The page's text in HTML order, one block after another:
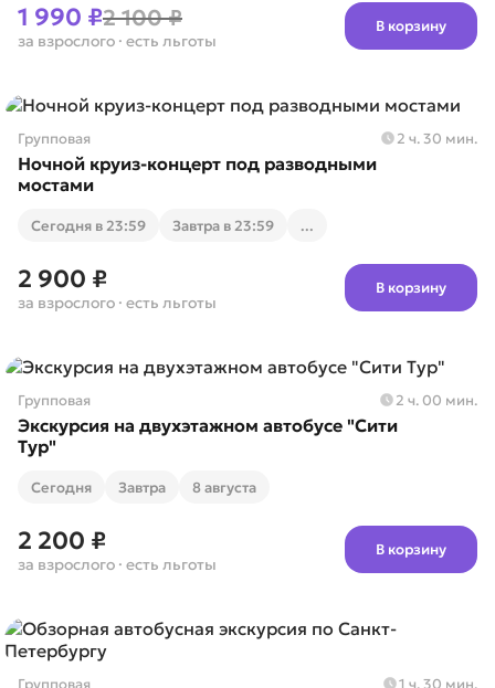
1 990 ₽2 100 ₽
за взрослого · есть льготы
В корзину
Групповая 2 ч. 30 мин.
Ночной круиз-концерт под разводными
мостами
Cегодня в 23:59 Завтра в 23:59 ...
2 900 ₽
за взрослого · есть льготы
В корзину
Групповая 2 ч. 00 мин.
Экскурсия на двухэтажном автобусе "Сити
Тур"
Cегодня Завтра 8 августа
2 200 ₽
за взрослого · есть льготы
В корзину
Групповая 1 ч. 30 мин.